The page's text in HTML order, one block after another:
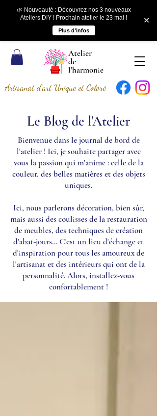
🌿 Nouveauté : Découvrez nos 3 nouveaux
Ateliers DIY ! Prochain atelier le 23 mai !
Plus d'infos
✕
Atelier
de
l'harmonie
Artisanat d'art Unique et Coloré
Le Blog de l'Atelier
Bienvenue dans le journal de bord de
l'atelier ! Ici, je souhaite partager avec
vous la passion qui m'anime : celle de la
couleur, des belles matières et des objets
uniques.
Ici, nous parlerons décoration, bien sûr,
mais aussi des coulisses de la restauration
de meubles, des techniques de création
d'abat-jours... C'est un lieu d'échange et
d'inspiration pour tous les amoureux de
l'artisanat et des intérieurs qui ont de la
personnalité. Alors, installez-vous
confortablement !